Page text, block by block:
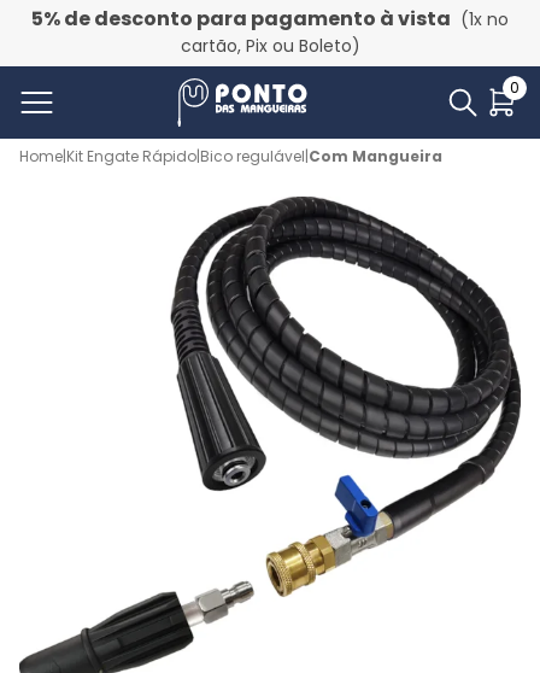
5% de desconto para pagamento à vista (1x no
cartão, Pix ou Boleto)
0
Home|Kit Engate Rápido|Bico regulável|Com Mangueira